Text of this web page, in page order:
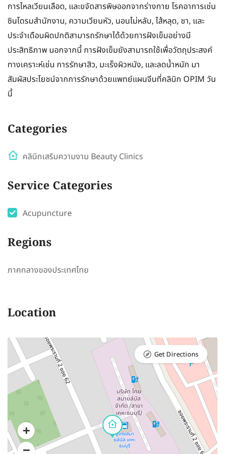
การไหลเวียนเลือด, และขจัดสารพิษออกจากร่างกาย โรคอาการเช่น
ซินโดรมสำนักงาน, ความเวียนหัว, นอนไม่หลับ, ไส้หลุด, ชา, และ
ประจำเดือนผิดปกติสามารถรักษาได้ด้วยการฝังเข็มอย่างมี
ประสิทธิภาพ นอกจากนี้ การฝังเข็มยังสามารถใช้เพื่อวัตถุประสงค์
ทางเคราะห์เช่น การรักษาสิว, มะเร็งผิวหนัง, และลดน้ำหนัก มา
สัมผัสประโยชน์จากการรักษาด้วยแพทย์แผนจีนที่คลินิก OPIM วัน
นี้
Categories
คลินิกเสริมความงาม Beauty Clinics
Service Categories
Acupuncture
Regions
ภาคกลางของประเทศไทย
Location
Get Directions